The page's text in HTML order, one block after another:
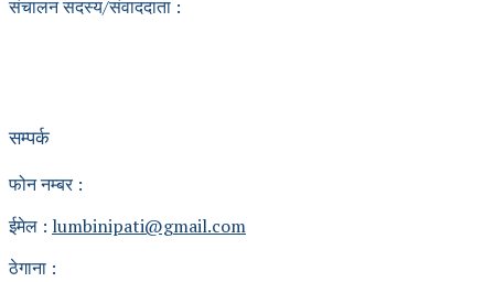
संचालन सदस्य/संवाददाता :
सम्पर्क
फोन नम्बर :
ईमेल : lumbinipati@gmail.com
ठेगाना :